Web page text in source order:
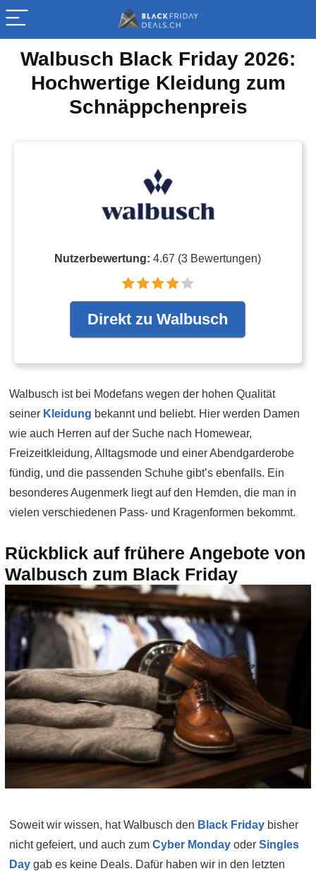
Walbusch Black Friday 2026:
Hochwertige Kleidung zum
Schnäppchenpreis
Nutzerbewertung:4.67 (3 Bewertungen)
Direkt zu Walbusch
Walbusch ist bei Modefans wegen der hohen Qualität
seiner Kleidung bekannt und beliebt. Hier werden Damen
wie auch Herren auf der Suche nach Homewear,
Freizeitkleidung, Alltagsmode und einer Abendgarderobe
fündig, und die passenden Schuhe gibt’s ebenfalls. Ein
besonderes Augenmerk liegt auf den Hemden, die man in
vielen verschiedenen Pass- und Kragenformen bekommt.
Rückblick auf frühere Angebote von
Walbusch zum Black Friday
Soweit wir wissen, hat Walbusch den Black Friday bisher
nicht gefeiert, und auch zum Cyber Monday oder Singles
Day gab es keine Deals. Dafür haben wir in den letzten